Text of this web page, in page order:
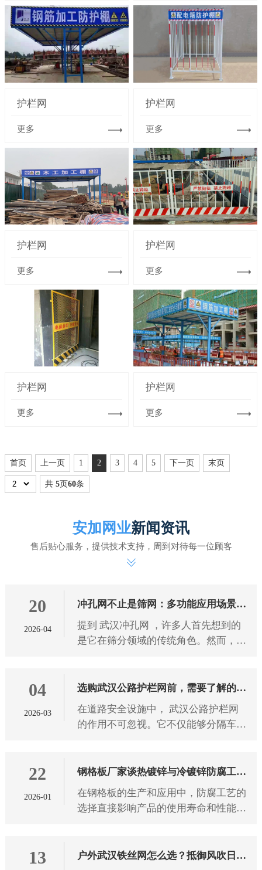
护栏网
更多
护栏网
更多
护栏网
更多
护栏网
更多
护栏网
更多
护栏网
更多
首页 上一页 1 2 3 4 5 下一页 末页
共 5页60条
安加网业新闻资讯
售后贴心服务，提供技术支持，周到对待每一位顾客
20
2026-04
冲孔网不止是筛网：多功能应用场景与
特性解析
提到 武汉冲孔网 ，许多人首先想到的
是它在筛分领域的传统角色。然而，这
能边界，悄然渗透到建筑、装
04
2026-03
选购武汉公路护栏网前，需要了解的5
个实用知识点
在道路安全设施中， 武汉公路护栏网
的作用不可忽视。它不仅能够分隔车
繁多的护栏网产品，如何选择适
22
2026-01
钢格板厂家谈热镀锌与冷镀锌防腐工艺
的选择
在钢格板的生产和应用中，防腐工艺的
选择直接影响产品的使用寿命和性能表
理、防腐效果以及适用场景上
13 户外武汉铁丝网怎么选？抵御风吹日晒